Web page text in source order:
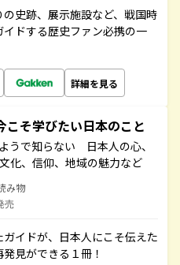
史跡、展示施設など、戦国時
ドする歴史ファン必携の一
詳細を見る
そ学びたい日本のこと
うで知らない 日本人の心、
化、信仰、地域の魅力など
み物
売
イドが、日本人にこそ伝えた
見ができる１冊！